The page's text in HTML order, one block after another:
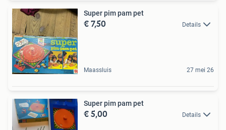
Super pim pam pet
€ 7,50 Details
Maassluis 27 mei 26
Super pim pam pet
€ 5,00 Details